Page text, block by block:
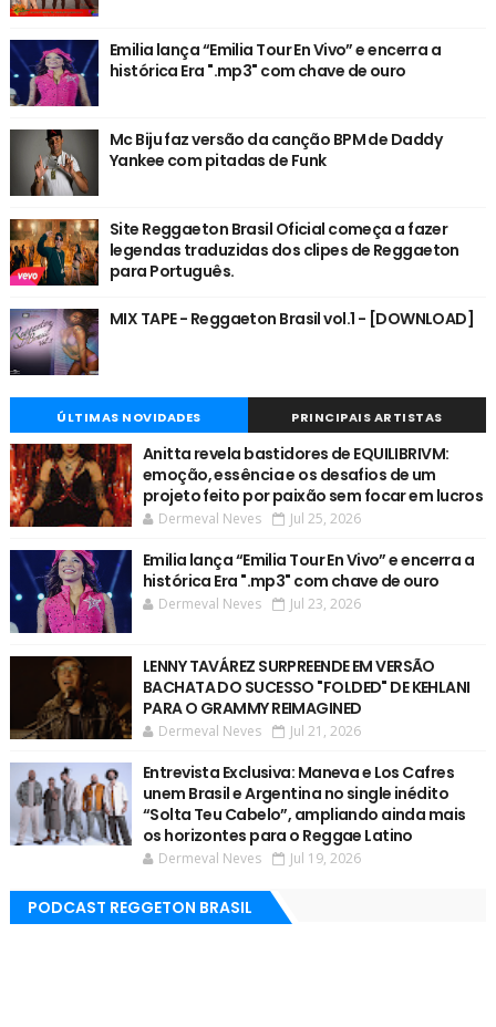
Emilia lança “Emilia Tour En Vivo” e encerra a
histórica Era ".mp3" com chave de ouro
Mc Biju faz versão da canção BPM de Daddy
Yankee com pitadas de Funk
Site Reggaeton Brasil Oficial começa a fazer
legendas traduzidas dos clipes de Reggaeton
para Português.
MIX TAPE - Reggaeton Brasil vol.1 - [DOWNLOAD]
ÚLTIMAS NOVIDADES PRINCIPAIS ARTISTAS
Anitta revela bastidores de EQUILIBRIVM:
emoção, essência e os desafios de um
projeto feito por paixão sem focar em lucros
Dermeval Neves Jul 25, 2026
Emilia lança “Emilia Tour En Vivo” e encerra a
histórica Era ".mp3" com chave de ouro
Dermeval Neves Jul 23, 2026
LENNY TAVÁREZ SURPREENDE EM VERSÃO
BACHATA DO SUCESSO "FOLDED" DE KEHLANI
PARA O GRAMMY REIMAGINED
Dermeval Neves Jul 21, 2026
Entrevista Exclusiva: Maneva e Los Cafres
unem Brasil e Argentina no single inédito
“Solta Teu Cabelo”, ampliando ainda mais
os horizontes para o Reggae Latino
Dermeval Neves Jul 19, 2026
PODCAST REGGETON BRASIL